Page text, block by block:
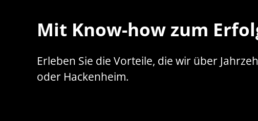
Mit Know-how zum
Erleben Sie die Vorteile, die wir über
oder Hackenheim.